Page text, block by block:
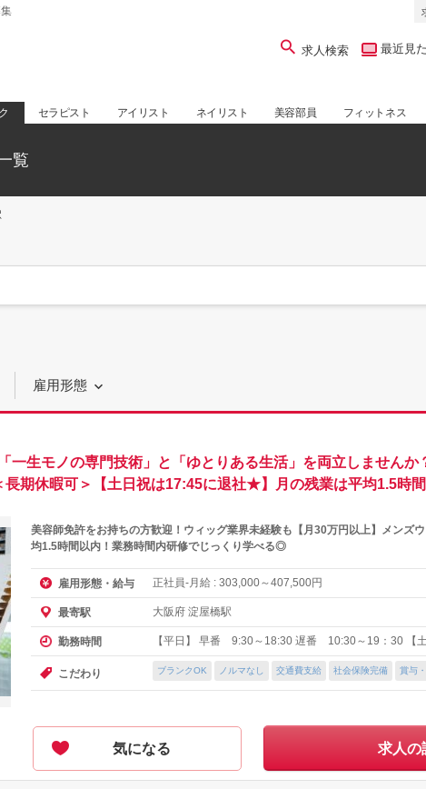
求人検索 最近見
セラピスト アイリスト ネイリスト 美容部員 フィットネス
覧
雇用形態
生モノの専門技術」と「ゆとりある生活」を両立しませんか
期休暇可＞【土日祝は17:45に退社★】月の残業は平均1.5時
美容師免許をお持ちの方歓迎！ウィッグ業界未経験も【月30万円以上】メンズ
均1.5時間以内！業務時間内研修でじっくり学べる◎
雇用形態・給与 正社員-月給 : 303,000～407,500円
最寄駅 大阪府 淀屋橋駅
勤務時間 【平日】 早番 9:30～18:30 遅番 10:30～19：30 【
こだわり ブランクOK ノルマなし 交通費支給 社会保険完備 賞与
気になる 求人の